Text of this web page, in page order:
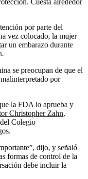
Cuesta alrededor
por parte del
vez colocado, la mujer
un embarazo durante
se preocupan de que el
por
la FDA lo aprueba y
Christopher Zahn,
Colegio
dijo, y señaló
formas de control de la
debe incluir la